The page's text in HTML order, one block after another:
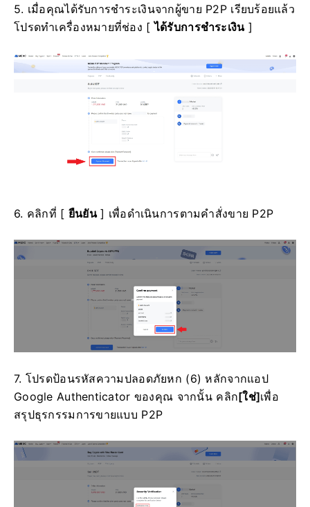
5. เมื่อคุณได้รับการชำระเงินจากผู้ขาย P2P เรียบร้อยแล้ว
โปรดทำเครื่องหมายที่ช่อง [ได้รับการชำระเงิน]
6. คลิกที่ [ ยืนยัน] เพื่อดำเนินการตามคำสั่งขาย P2P
7. โปรดป้อนรหัสความปลอดภัยหก (6) หลักจากแอป
Google Authenticator ของคุณ จากนั้น คลิก[ใช่]เพื่อ
สรุปธุรกรรมการขายแบบ P2P